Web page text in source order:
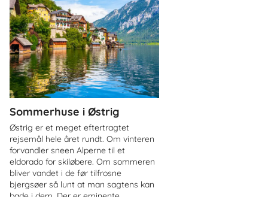
Sommerhuse i Østrig
Østrig er et meget eftertragtet
rejsemål hele året rundt. Om vinteren
forvandler sneen Alperne til et
eldorado for skiløbere. Om sommeren
bliver vandet i de før tilfrosne
bjergsøer så lunt at man sagtens kan